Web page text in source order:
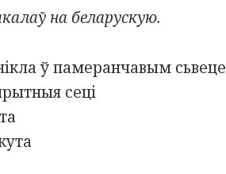
на беларускую.
ў памеранчавым сьвеце
сеці